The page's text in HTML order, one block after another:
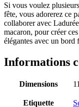
Si vous voulez
fête, vous adorerez ce
collaborer avec
macaron, pour créer
élégantes avec un bord
Informations
Dimensions
Etiquette